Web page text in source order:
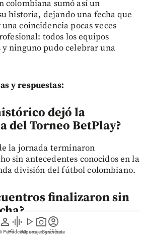
person
Perfil
graphic_eq
Pódcast
play_arrow
Videos
photo_camera
Reportajes gráficos
account_circle
Suscríbete
colombiana sumó así un
historia, dejando una fecha que
coincidencia pocas veces
todos los equipos
ninguno pudo celebrar una
y respuestas:
dejó la
del Torneo BetPlay?
la jornada terminaron
sin antecedentes conocidos en la
división del fútbol colombiano.
finalizaron sin
0-0: Unión Magdalena vs.